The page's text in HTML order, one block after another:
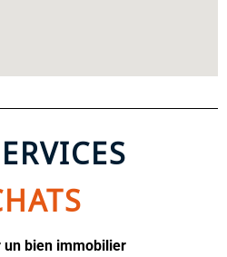
un bien immobilier